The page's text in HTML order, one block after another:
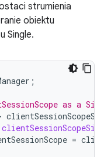
strumienia
obiektu
Single.
;
as a
=